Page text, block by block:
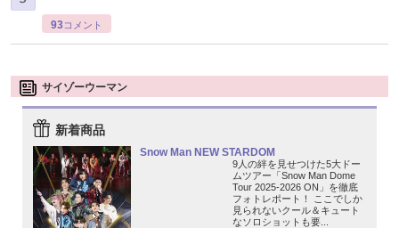
93コメント
サイゾーウーマン
新着商品
Snow Man NEW STARDOM
9人の絆を見せつけた5大ドー
ムツアー「Snow Man Dome
Tour 2025-2026 ON」を徹底
フォトレポート！ ここでしか
見られないクール＆キュート
なソロショットも要...